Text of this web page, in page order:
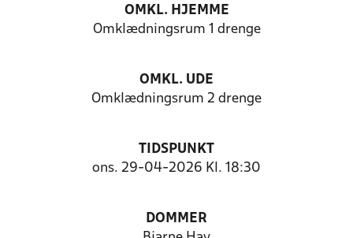
OMKL. HJEMME
Omklædningsrum 1 drenge
OMKL. UDE
Omklædningsrum 2 drenge
TIDSPUNKT
ons. 29-04-2026 Kl. 18:30
DOMMER